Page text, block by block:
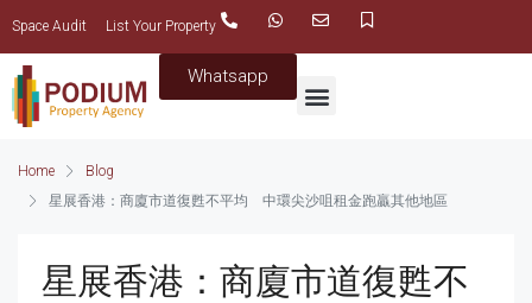
Space Audit List Your Property
Whatsapp
Home
Blog
星展香港：商廈市道復甦不平均 中環尖沙咀租金跑贏其他地區
星展香港：商廈市道復甦不